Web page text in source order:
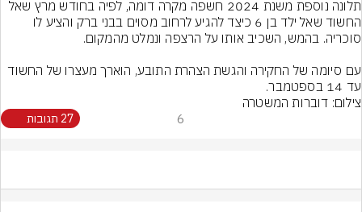
עם סיומה של החקירה והגשת הצהרת התובע, הוארך מעצרו של החשוד
עד 14 בספטמבר.
צילום: דוברות המשטרה
6 27 תגובות